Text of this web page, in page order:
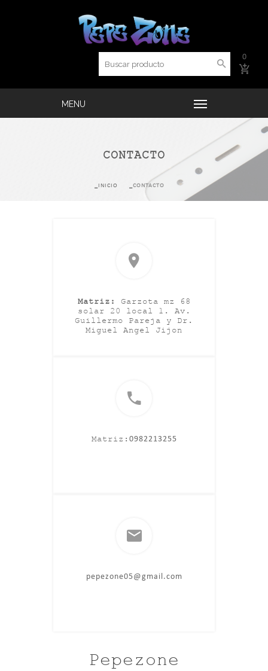
0
CONTACTO
INICIO CONTACTO
Matriz:
Garzota mz 68
solar 20 local 1. Av.
Guillermo Pareja y Dr.
Miguel Angel Jijon
Matriz: 0982213255
pepezone05@gmail.com
Pepezone